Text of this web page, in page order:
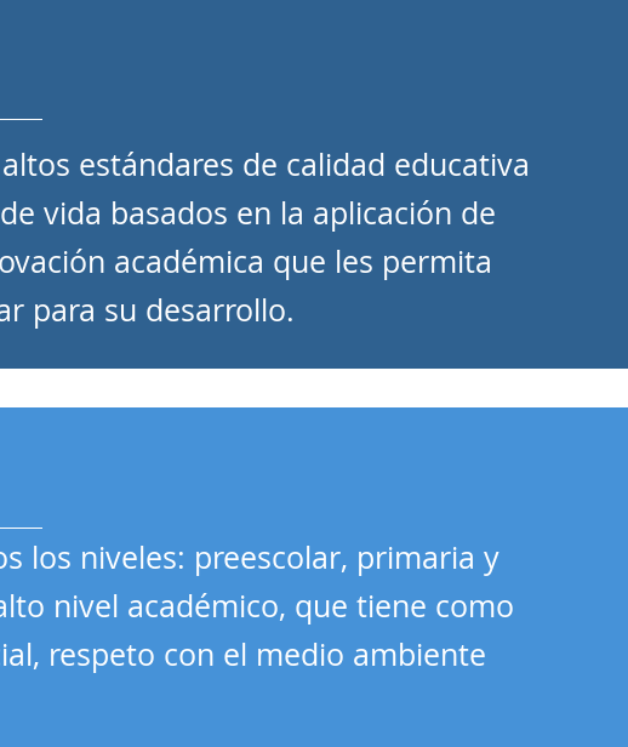
estándares de calidad educativa
vida basados en la aplicación de
académica que les permita
para su desarrollo.
los niveles: preescolar, primaria y
nivel académico, que tiene como
respeto con el medio ambiente